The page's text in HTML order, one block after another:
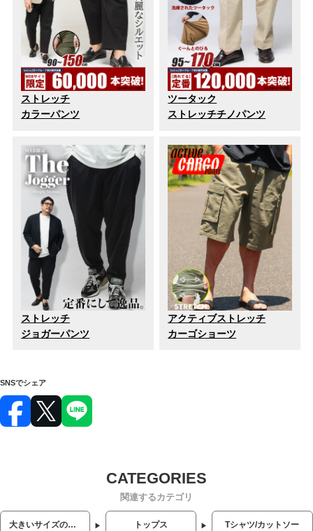
ストレッチ
カラーパンツ
ツータック
ストレッチチノパンツ
ストレッチ
ジョガーパンツ
アクティブストレッチ
カーゴショーツ
SNSでシェア
関連するカテゴリ
大きいサイズのメンズ服 トップス Tシャツ/カットソー